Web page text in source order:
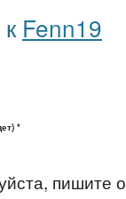
Fenn19
*
пишите